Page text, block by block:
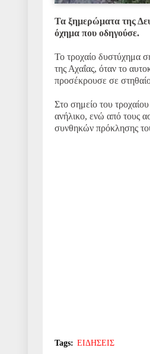
Τα ξημερώματα της
όχημα που οδηγούσε.
Το τροχαίο δυστύχημα
της Αχαΐας, όταν το
προσέκρουσε σε
Στο σημείο του
ανήλικο, ενώ από τους
συνθηκών πρόκλησης
Tags: ΕΙΔΗΣΕΙΣ